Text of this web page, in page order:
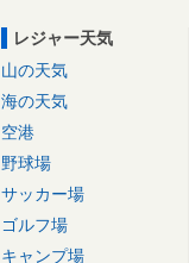
レジャー天気
山の天気
海の天気
空港
野球場
サッカー場
ゴルフ場
キャンプ場